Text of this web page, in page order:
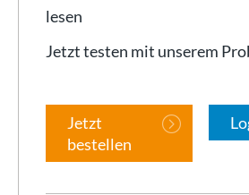
lesen
Jetzt testen mit unserem
Jetzt
bestellen